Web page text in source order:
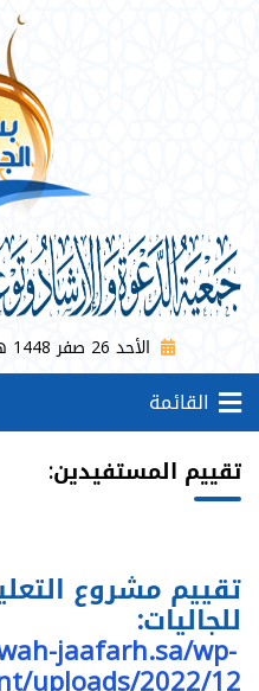
الأحد 26 صفر 1448 هـ :: 9 أغسطس 2026 م
القائمة
تقييم المستفيدين:
تقييم مشروع
للجاليات:
jaafarh.sa/wp-